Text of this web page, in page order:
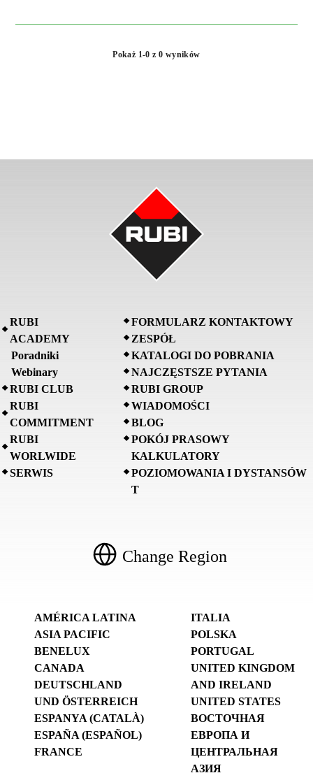
Pokaż 1-0 z 0 wyników
RUBI
ACADEMY
Poradniki
Webinary
RUBI CLUB
RUBI
COMMITMENT
RUBI
WORLWIDE
SERWIS
FORMULARZ KONTAKTOWY
ZESPÓŁ
KATALOGI DO POBRANIA
NAJCZĘSTSZE PYTANIA
RUBI GROUP
WIADOMOŚCI
BLOG
POKÓJ PRASOWY
KALKULATORY
POZIOMOWANIA I DYSTANSÓW
T
Change Region
AMÉRICA LATINA
ASIA PACIFIC
BENELUX
CANADA
DEUTSCHLAND
UND ÖSTERREICH
ESPANYA (CATALÀ)
ESPAÑA (ESPAÑOL)
FRANCE
ITALIA
POLSKA
PORTUGAL
UNITED KINGDOM
AND IRELAND
UNITED STATES
ВОСТОЧНАЯ
ЕВРОПА И
ЦЕНТРАЛЬНАЯ
АЗИЯ